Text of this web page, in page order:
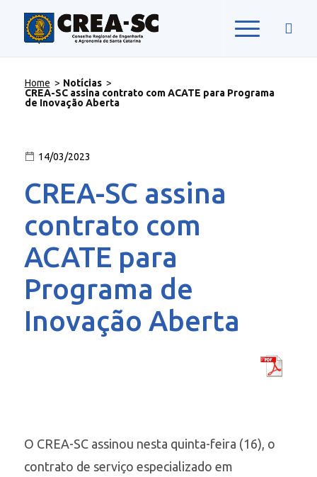
Home > Notícias >
CREA-SC assina contrato com ACATE para Programa
de Inovação Aberta
14/03/2023
CREA-SC assina
contrato com
ACATE para
Programa de
Inovação Aberta
O CREA-SC assinou nesta quinta-feira (16), o
contrato de serviço especializado em